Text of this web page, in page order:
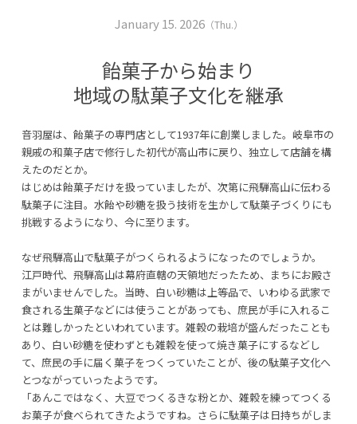
January 15. 2026（Thu.）
飴菓子から始まり
地域の駄菓子文化を継承
音羽屋は、飴菓子の専門店として1937年に創業しました。岐阜市の
親戚の和菓子店で修行した初代が高山市に戻り、独立して店舗を構
えたのだとか。
はじめは飴菓子だけを扱っていましたが、次第に飛騨高山に伝わる
駄菓子に注目。水飴や砂糖を扱う技術を生かして駄菓子づくりにも
挑戦するようになり、今に至ります。
なぜ飛騨高山で駄菓子がつくられるようになったのでしょうか。
江戸時代、飛騨高山は幕府直轄の天領地だったため、まちにお殿さ
まがいませんでした。当時、白い砂糖は上等品で、いわゆる武家で
食される生菓子などには使うことがあっても、庶民が手に入れるこ
とは難しかったといわれています。雑穀の栽培が盛んだったことも
あり、白い砂糖を使わずとも雑穀を使って焼き菓子にするなどし
て、庶民の手に届く菓子をつくっていたことが、後の駄菓子文化へ
とつながっていったようです。
「あんこではなく、大豆でつくるきな粉とか、雑穀を練ってつくる
お菓子が食べられてきたようですね。さらに駄菓子は日持ちがしま